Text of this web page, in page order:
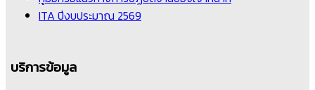
ITA ปีงบประมาณ 2569
บริการข้อมูล